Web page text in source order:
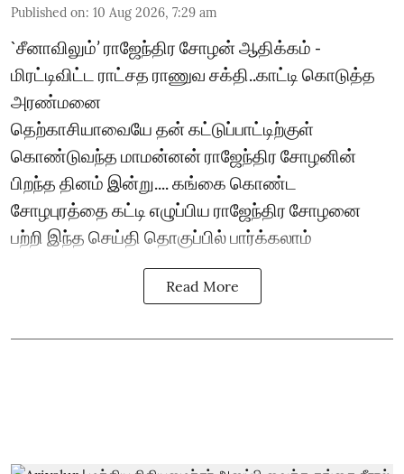
Published on: 10 Aug 2026, 7:29 am
`சீனாவிலும்’ ராஜேந்திர சோழன் ஆதிக்கம் -
மிரட்டிவிட்ட ராட்சத ராணுவ சக்தி..காட்டி கொடுத்த
அரண்மனை
தெற்காசியாவையே தன் கட்டுப்பாட்டிற்குள்
கொண்டுவந்த மாமன்னன் ராஜேந்திர சோழனின்
பிறந்த தினம் இன்று.... கங்கை கொண்ட
சோழபுரத்தை கட்டி எழுப்பிய ராஜேந்திர சோழனை
பற்றி இந்த செய்தி தொகுப்பில் பார்க்கலாம்
Read More